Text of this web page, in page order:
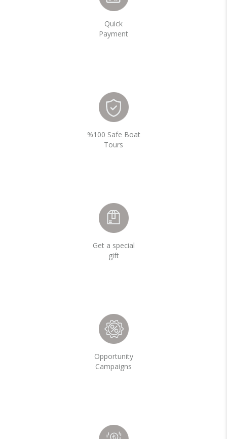
Quick
Payment
%100 Safe Boat
Tours
Get a special
gift
Opportunity
Campaigns